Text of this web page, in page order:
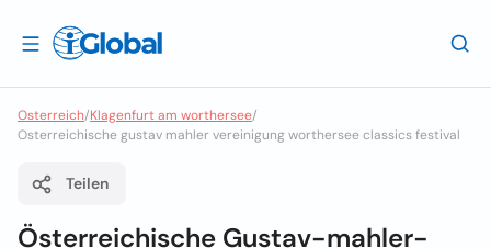
Osterreich/Klagenfurt am worthersee/
Osterreichische gustav mahler vereinigung worthersee classics festival
Teilen
Österreichische Gustav-mahler-